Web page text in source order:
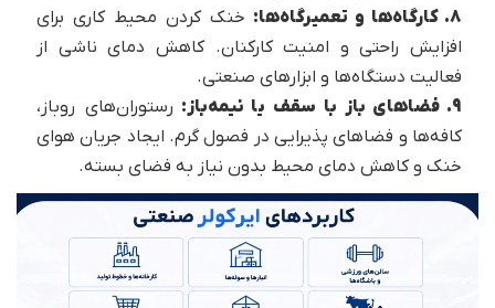
8. کارگاه‌ها و تعمیرگاه‌ها:
خنک کردن محیط کاری برای
افزایش راحتی و امنیت کارکنان. کاهش دمای ناشی از
فعالیت دستگاه‌ها و ابزارهای صنعتی.
9. فضاهای باز با سقف یا نیمه‌باز:
رستوران‌های روباز،
کافه‌ها و فضاهای پذیرایی در فصول گرم. ایجاد جریان هوای
خنک و کاهش دمای محیط بدون نیاز به فضای بسته.